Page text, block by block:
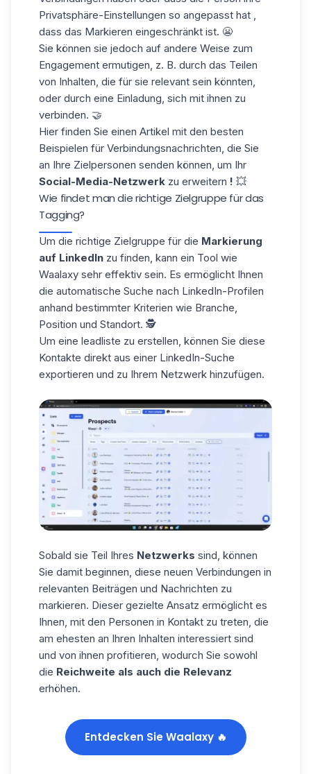
Privatsphäre-Einstellungen so angepasst hat ,
dass das Markieren eingeschränkt ist. 😬
Sie können sie jedoch auf andere Weise zum
Engagement ermutigen, z. B. durch das Teilen
von Inhalten, die für sie relevant sein könnten,
oder durch eine Einladung, sich mit ihnen zu
verbinden. 🤝
Hier finden Sie einen Artikel mit den besten
Beispielen für Verbindungsnachrichten, die Sie
an Ihre Zielpersonen senden können, um Ihr
Social-Media-Netzwerk zu erweitern ! 💥
Wie findet man die richtige Zielgruppe für das
Tagging?
Um die richtige Zielgruppe für die Markierung
auf LinkedIn zu finden, kann ein Tool wie
Waalaxy sehr effektiv sein. Es ermöglicht Ihnen
die automatische Suche nach LinkedIn-Profilen
anhand bestimmter Kriterien wie Branche,
Position und Standort. 🕵️
Um eine leadliste zu erstellen, können Sie diese
Kontakte direkt aus einer LinkedIn-Suche
exportieren und zu Ihrem Netzwerk hinzufügen.
Sobald sie Teil Ihres Netzwerks sind, können
Sie damit beginnen, diese neuen Verbindungen in
relevanten Beiträgen und Nachrichten zu
markieren. Dieser gezielte Ansatz ermöglicht es
Ihnen, mit den Personen in Kontakt zu treten, die
am ehesten an Ihren Inhalten interessiert sind
und von ihnen profitieren, wodurch Sie sowohl
die Reichweite als auch die Relevanz
erhöhen.
Entdecken Sie Waalaxy 🔥